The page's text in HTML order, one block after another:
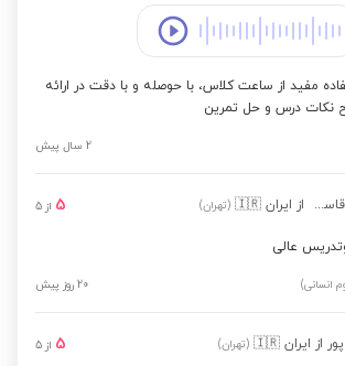
مفید از ساعت کلاس، با حوصله و با دقت در ارائه
نکات درس و حل تمرین
2 سال پیش
مریم سادات قاسمی از ایران 🇮🇷 (تهران) 5 از 5
عالی
انسانی) 20 روز پیش
از ایران 🇮🇷 (تهران) 5 از 5